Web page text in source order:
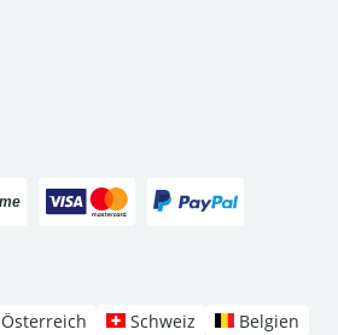
Österreich Schweiz
Belgien